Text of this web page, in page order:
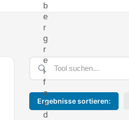
Ergebnisse sortieren:
b
e
r
g
r
e
i
f
e
n
d